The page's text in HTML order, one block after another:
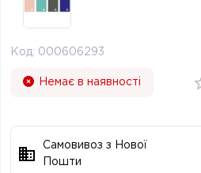
Код: 000606293
Немає в наявності
Самовивоз з Нової
Пошти